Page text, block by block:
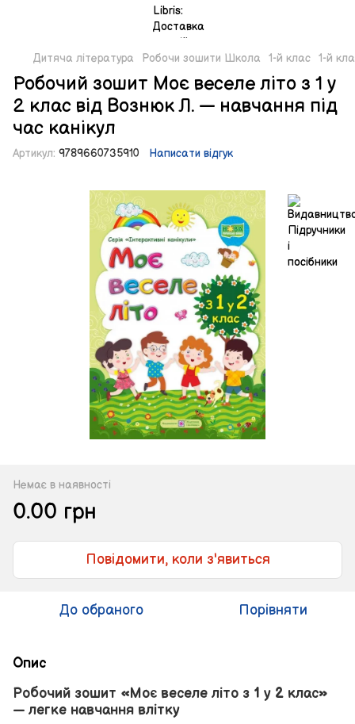
Дитяча література Робочи зошити Школа 1-й клас 1-й
Робочий зошит Моє веселе літо з 1 у
2 клас від Вознюк Л. — навчання під
час канікул
Артикул: 9789660735910 Написати відгук
Немає в наявності
0.00 грн
Повідомити, коли з'явиться
До обраного Порівняти
Опис
Робочий зошит «Моє веселе літо з 1 у 2 клас»
— легке навчання влітку